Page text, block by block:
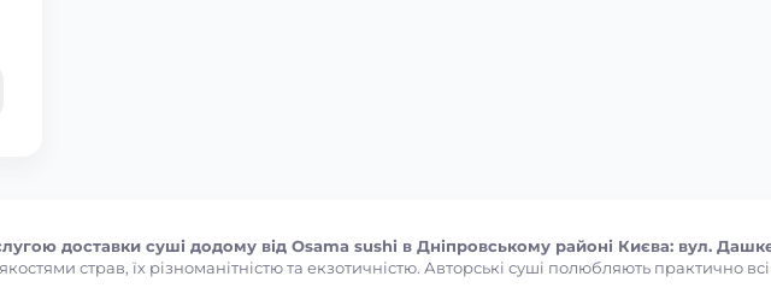
доставки суші додому від Osama sushi в Дніпровському районі Києва: вул.
страв, їх різноманітністю та екзотичністю. Авторські суші полюбляють практично